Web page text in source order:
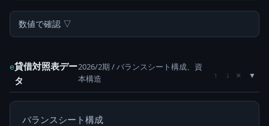
数値で確認 ▽
e貸借対照表デー
タ
2026/2期 / バランスシート構成、資
本構造
↑ ↓ ×
バランスシート構成